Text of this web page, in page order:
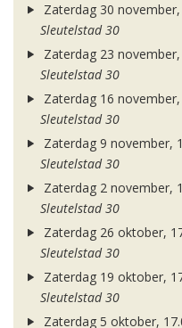
Zaterdag 30
Sleutelstad 30
Zaterdag 23
Sleutelstad 30
Zaterdag 16
Sleutelstad 30
Zaterdag 9 november,
Sleutelstad 30
Zaterdag 2 november,
Sleutelstad 30
Zaterdag 26 oktober,
Sleutelstad 30
Zaterdag 19 oktober,
Sleutelstad 30
Zaterdag 5 oktober,